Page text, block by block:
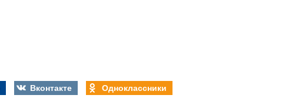
Вконтакте Одноклассники